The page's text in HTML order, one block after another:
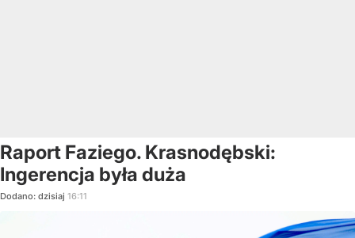
Raport Faziego. Krasnodębski:
Ingerencja była duża
Dodano: dzisiaj 16:11